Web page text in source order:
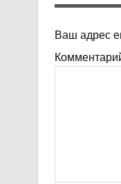
Ваш адрес